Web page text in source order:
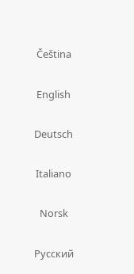
Čeština
English
Deutsch
Italiano
Norsk
Русский